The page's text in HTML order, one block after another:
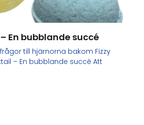
En bubblande succé
till hjärnorna bakom Fizzy
– En bubblande succé Att